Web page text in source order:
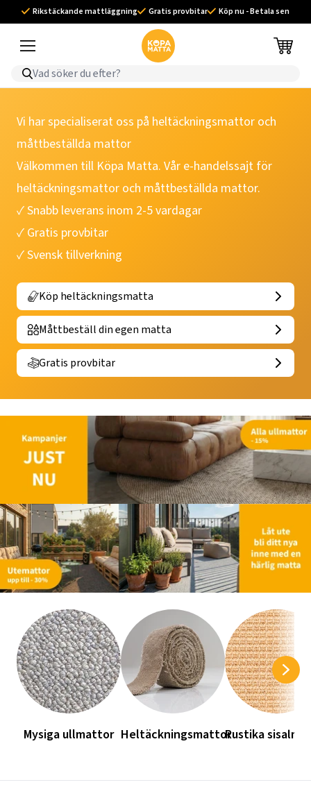
Rikstäckande mattläggning Gratis provbitar Köp nu - Betala sen
Vi har specialiserat oss på heltäckningsmattor och
måttbeställda mattor
Välkommen till Köpa Matta. Vår e-handelssajt för
heltäckningsmattor och måttbeställda mattor.
✓ Snabb leverans inom 2-5 vardagar
✓ Gratis provbitar
✓ Svensk tillverkning
Köp heltäckningsmatta
Måttbeställ din egen matta
Gratis provbitar
Mysiga ullmattor HeltäckningsmattorRustika